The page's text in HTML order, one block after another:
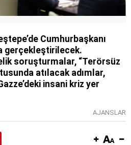
Cumhurbaşkanı
gerçekleştirilecek.
soruşturmalar, “Terörsüz
atılacak adımlar,
insani kriz yer
AJANSLAR